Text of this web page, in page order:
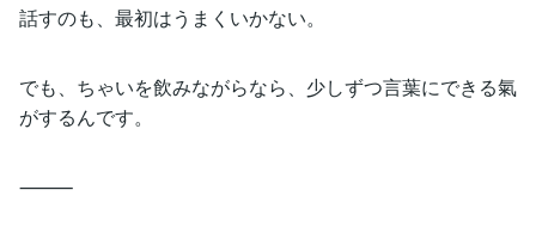
話すのも、最初はうまくいかない。
でも、ちゃいを飲みながらなら、少しずつ言葉にできる氣
がするんです。
⸻